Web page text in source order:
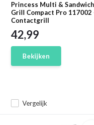
Princess Multi & Sandwich
Grill Compact Pro 117002
Contactgrill
Vergelijk
42,99
Bekijken